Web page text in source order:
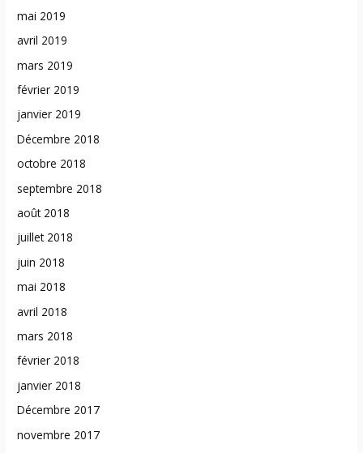
mai 2019
avril 2019
mars 2019
février 2019
janvier 2019
Décembre 2018
octobre 2018
septembre 2018
août 2018
juillet 2018
juin 2018
mai 2018
avril 2018
mars 2018
février 2018
janvier 2018
Décembre 2017
novembre 2017